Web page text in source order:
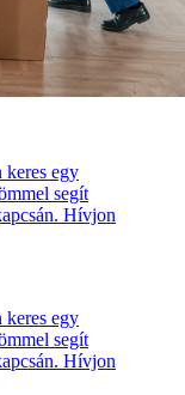
keres egy
segít
Hívjon
keres egy
segít
Hívjon